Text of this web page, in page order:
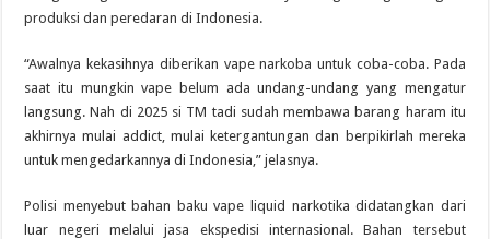
produksi dan peredaran di Indonesia.
“Awalnya kekasihnya diberikan vape narkoba untuk coba-coba. Pada
saat itu mungkin vape belum ada undang-undang yang mengatur
langsung. Nah di 2025 si TM tadi sudah membawa barang haram itu
akhirnya mulai addict, mulai ketergantungan dan berpikirlah mereka
untuk mengedarkannya di Indonesia,” jelasnya.
Polisi menyebut bahan baku vape liquid narkotika didatangkan dari
luar negeri melalui jasa ekspedisi internasional. Bahan tersebut